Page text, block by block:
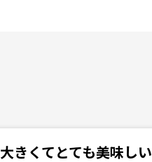
大きくてとても美味しい